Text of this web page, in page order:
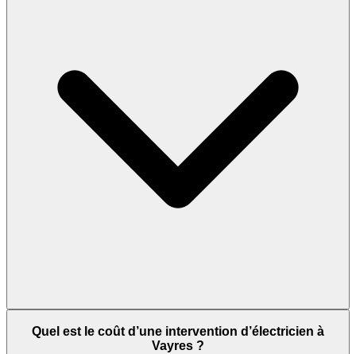
Quel est le coût d’une intervention d’électricien à
Vayres ?